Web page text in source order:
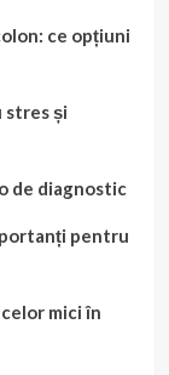
ce opțiuni
stres și
de diagnostic
pentru
mici în